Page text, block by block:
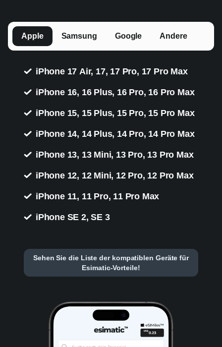
Apple Samsung Google Andere
iPhone 17 Air, 17, 17 Pro, 17 Pro Max
iPhone 16, 16 Plus, 16 Pro, 16 Pro Max
iPhone 15, 15 Plus, 15 Pro, 15 Pro Max
iPhone 14, 14 Plus, 14 Pro, 14 Pro Max
iPhone 13, 13 Mini, 13 Pro, 13 Pro Max
iPhone 12, 12 Mini, 12 Pro, 12 Pro Max
iPhone 11, 11 Pro, 11 Pro Max
iPhone SE 2, SE 3
Sehen Sie die Liste der kompatiblen Geräte für
Esimatic-Vorteile!